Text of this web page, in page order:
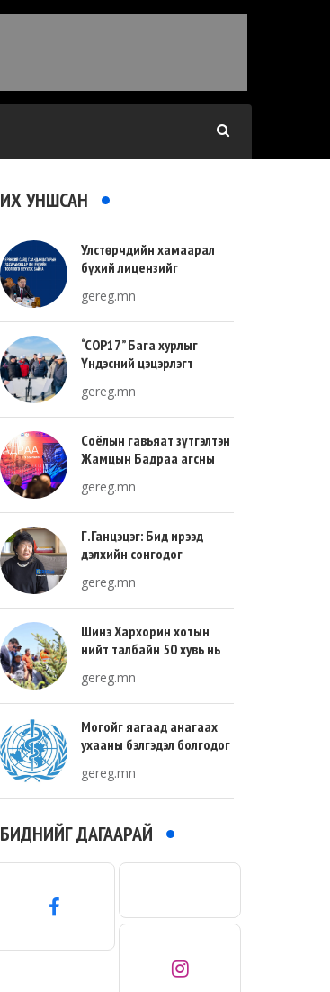
ИХ УНШСАН
Улстөрчдийн хамаарал
бүхий лицензийг
gereg.mn
“COP17” Бага хурлыг
Үндэсний цэцэрлэгт
зохион байгуулна
gereg.mn
Соёлын гавьяат зүтгэлтэн
Жамцын Бадраа агсны
тохиож байна
gereg.mn
Г.Ганцэцэг: Бид ирээд
дэлхийн сонгодог
хөгжлийн тухай л ярьсан
gereg.mn
Шинэ Хархорин хотын
нийт талбайн 50 хувь нь
хувь нь барилгажих
талбай, 20 хувь нь авто
зам байна
gereg.mn
Могойг яагаад анагаах
ухааны бэлгэдэл болгодог
gereg.mn
БИДНИЙГ ДАГААРАЙ